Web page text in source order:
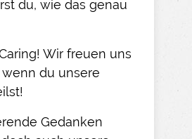
du, wie das genau
Wir freuen uns
du unsere
Gedanken